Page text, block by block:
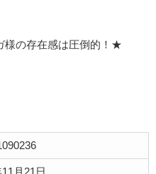
様の存在感は圧倒的！★
月21日